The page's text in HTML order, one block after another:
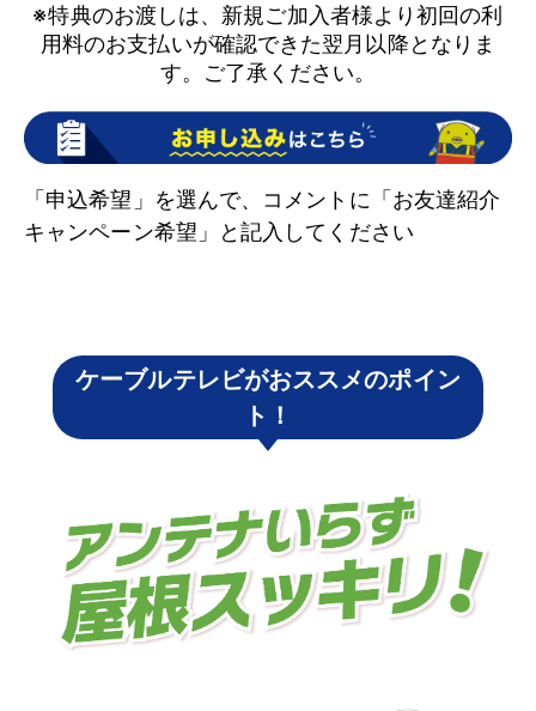
※特典のお渡しは、新規ご加入者様より初回の利
用料のお支払いが確認できた翌月以降となりま
す。ご了承ください。
「申込希望」を選んで、コメントに「お友達紹介
キャンペーン希望」と記入してください
ケーブルテレビがおススメのポイン
ト！